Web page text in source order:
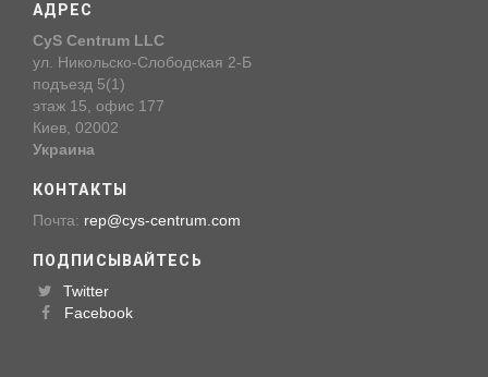
АДРЕС
CyS Centrum LLC
ул. Никольско-Слободская 2-Б
подъезд 5(1)
этаж 15, офис 177
Киев, 02002
Украина
КОНТАКТЫ
Почта: rep@cys-centrum.com
ПОДПИСЫВАЙТЕСЬ
Twitter
Facebook